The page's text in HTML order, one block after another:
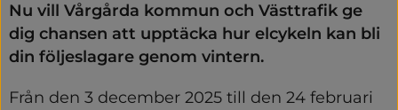
Nu vill Vårgårda kommun och Västtrafik ge
dig chansen att upptäcka hur elcykeln kan bli
din följeslagare genom vintern.
Från den 3 december 2025 till den 24 februari